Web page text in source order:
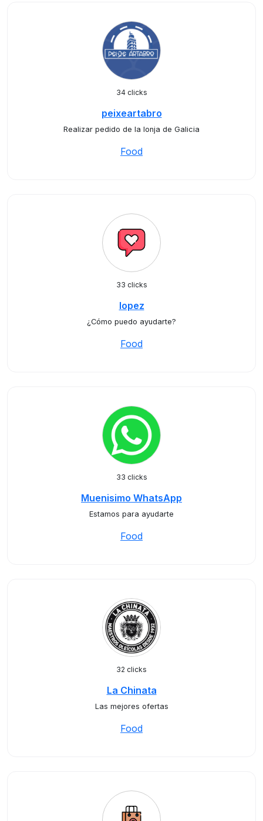
34 clicks
peixeartabro
Realizar pedido de la lonja de Galicia
Food
33 clicks
lopez
¿Cómo puedo ayudarte?
Food
33 clicks
Muenisimo WhatsApp
Estamos para ayudarte
Food
32 clicks
La Chinata
Las mejores ofertas
Food